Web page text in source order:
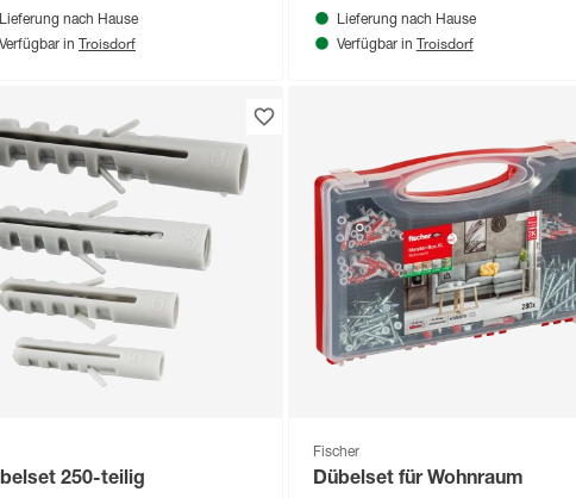
Lieferung nach Hause
Verfügbar in Troisdorf
Lieferung nach Hause
Verfügbar in Troisdorf
250-teilig
Fischer
Dübelset für Wohnraum